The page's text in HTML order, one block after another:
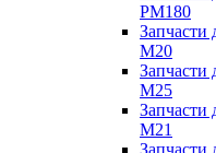
PM180
Запчасти
M20
Запчасти
M25
Запчасти
M21
Запчасти